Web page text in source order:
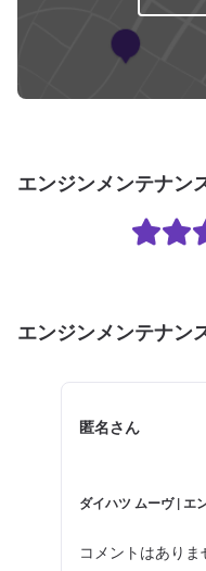
エンジンメンテナン
エンジンメンテナン
匿名さん
ダイハツ ムーヴ | エ
コメントはありま